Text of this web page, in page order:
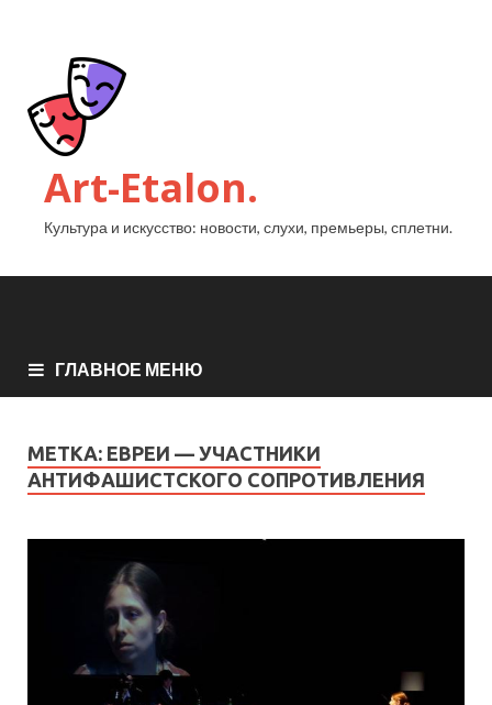
Art-Etalon.
Культура и искусство: новости, слухи, премьеры, сплетни.
ГЛАВНОЕ МЕНЮ
МЕТКА: ЕВРЕИ — УЧАСТНИКИ
АНТИФАШИСТСКОГО СОПРОТИВЛЕНИЯ